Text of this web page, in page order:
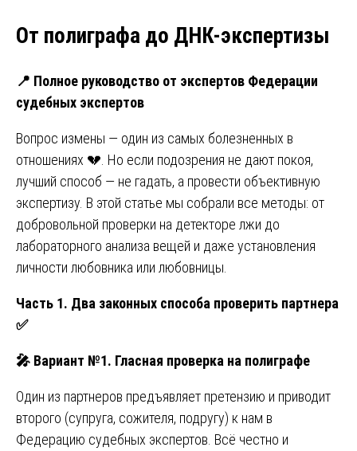
От полиграфа до ДНК-экспертизы
📍 Полное руководство от экспертов Федерации
судебных экспертов
Вопрос измены — один из самых болезненных в
отношениях 💔. Но если подозрения не дают покоя,
лучший способ — не гадать, а провести объективную
экспертизу. В этой статье мы собрали все методы: от
добровольной проверки на детекторе лжи до
лабораторного анализа вещей и даже установления
личности любовника или любовницы.
Часть 1. Два законных способа проверить партнера
✅
🎤 Вариант №1. Гласная проверка на полиграфе
Один из партнеров предъявляет претензию и приводит
второго (супруга, сожителя, подругу) к нам в
Федерацию судебных экспертов. Всё честно и